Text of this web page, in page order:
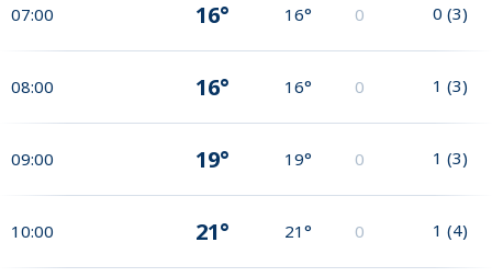
07:00 16° 16° 0 0 (3)
08:00 16° 16° 0 1 (3)
09:00 19° 19° 0 1 (3)
10:00 21° 21° 0 1 (4)